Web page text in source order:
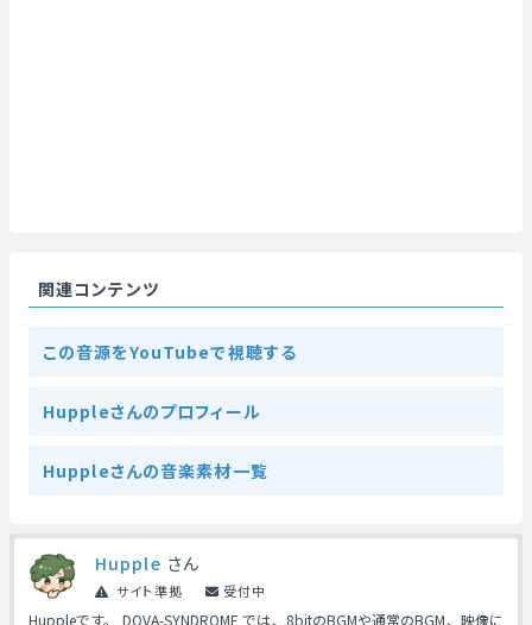
関連コンテンツ
この音源をYouTubeで視聴する
Huppleさんのプロフィール
Huppleさんの音楽素材一覧
Hupple さん
サイト準拠 受付中
Huppleです。 DOVA-SYNDROME では、8bitのBGMや通常のBGM、映像に